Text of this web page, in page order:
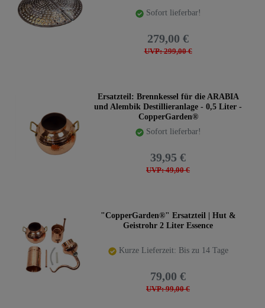
Sofort lieferbar!
UVP: 299,00 €
279,00 €
Ersatzteil: Brennkessel für die ARABIA
und Alembik Destillieranlage - 0,5 Liter -
CopperGarden®
Sofort lieferbar!
UVP: 49,00 €
39,95 €
"CopperGarden®" Ersatzteil | Hut &
Geistrohr 2 Liter Essence
Kurze Lieferzeit: Bis zu 14 Tage
UVP: 99,00 €
79,00 €